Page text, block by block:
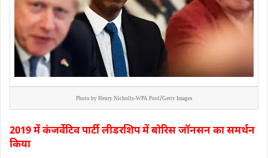
Photo by Henry Nicholls-WPA Pool/Getty Images
2019 में कंजर्वेटिव पार्टी लीडरशिप में बोरिस जॉनसन का समर्थन
किया